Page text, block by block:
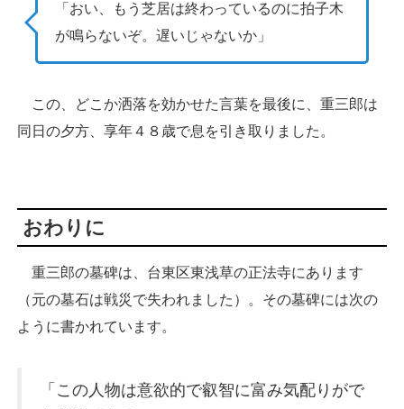
「おい、もう芝居は終わっているのに拍子木
が鳴らないぞ。遅いじゃないか」
この、どこか洒落を効かせた言葉を最後に、重三郎は
同日の夕方、享年４８歳で息を引き取りました。
おわりに
重三郎の墓碑は、台東区東浅草の正法寺にあります
（元の墓石は戦災で失われました）。その墓碑には次の
ように書かれています。
「この人物は意欲的で叡智に富み気配りがで